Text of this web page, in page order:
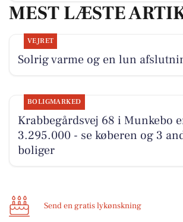
MEST LÆSTE
VEJRET
Solrig varme og en lun
BOLIGMARKED
Krabbegårdsvej 68 i Munkebo
3.295.000 - se køberen og 3
boliger
Send en gratis lykønskning